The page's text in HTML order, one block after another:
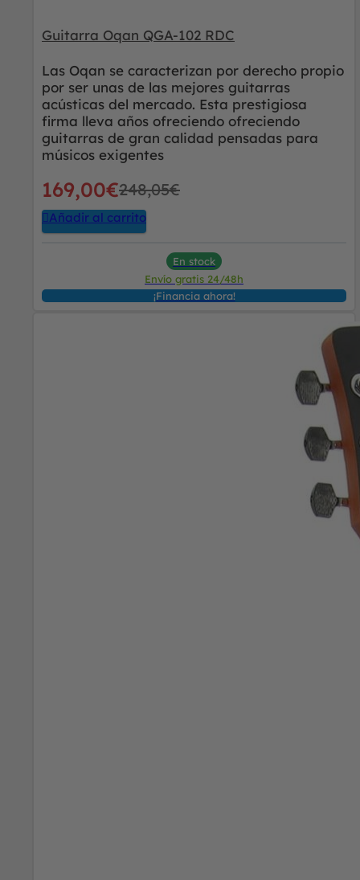
Guitarra Oqan QGA-102 RDC
Las Oqan se caracterizan por derecho propio
por ser unas de las mejores guitarras
acústicas del mercado. Esta prestigiosa
firma lleva años ofreciendo ofreciendo
guitarras de gran calidad pensadas para
músicos exigentes
169,00€248,05€
Añadir al carrito
En stock
Envío gratis 24/48h
¡Financia ahora!